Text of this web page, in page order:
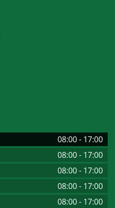
08:00- 17:00
08:00- 17:00
08:00- 17:00
08:00- 17:00
08:00- 17:00